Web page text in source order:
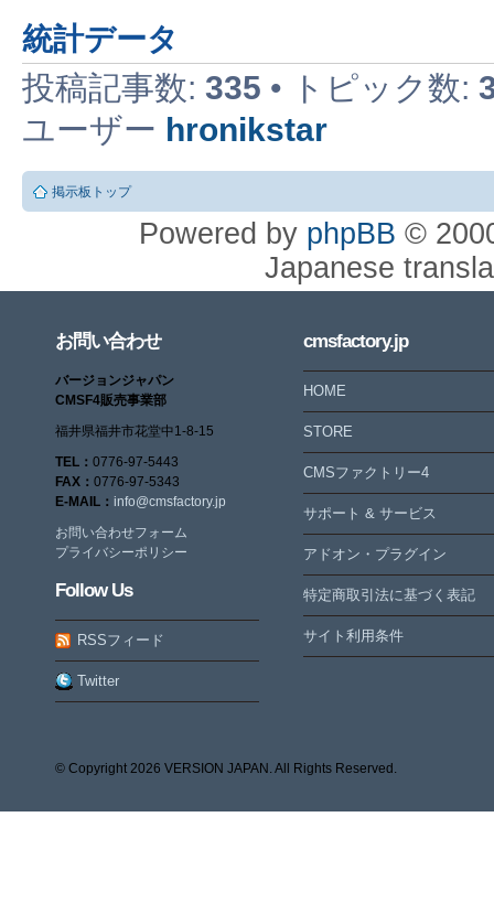
統計データ
投稿記事数: 335 • トピック数:
ユーザー hronikstar
掲示板トップ
Powered by phpBB ©
Japanese
お問い合わせ
バージョンジャパン
CMSF4販売事業部
福井県福井市花堂中1-8-15
TEL： 0776-97-5443
FAX： 0776-97-5343
E-MAIL： info@cmsfactory.jp
お問い合わせフォーム
プライバシーポリシー
Follow Us
RSSフィード
Twitter
cmsfactory.jp
HOME
STORE
CMSファクトリー4
サポート & サービス
アドオン・プラグイン
特定商取引法に基づく表記
サイト利用条件
© Copyright 2026 VERSION JAPAN. All Rights Reserved.